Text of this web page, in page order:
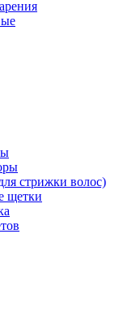
стрижки волос)
щетки